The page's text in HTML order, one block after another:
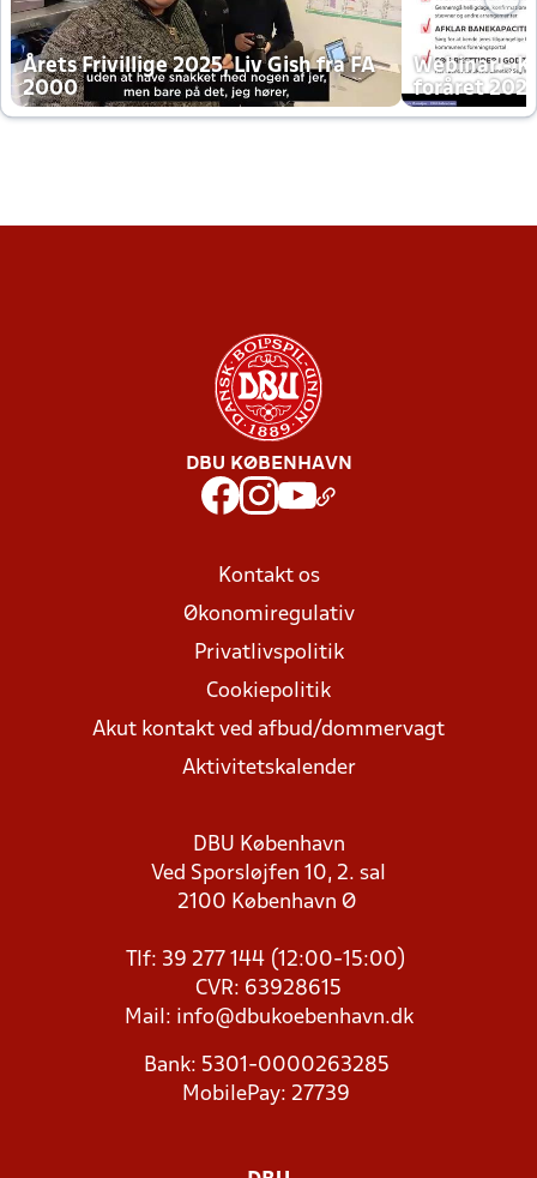
Årets Frivillige 2025, Liv Gish fra FA
2000
Webinar -
foråret
DBU KØBENHAVN
Kontakt os
Økonomiregulativ
Privatlivspolitik
Cookiepolitik
Akut kontakt ved afbud/dommervagt
Aktivitetskalender
DBU København
Ved Sporsløjfen 10, 2. sal
2100 København Ø
Tlf: 39 277 144 (12:00-15:00)
CVR: 63928615
Mail: info@dbukoebenhavn.dk
Bank: 5301-0000263285
MobilePay: 27739